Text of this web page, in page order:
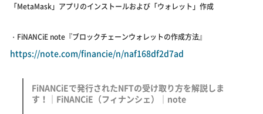
「MetaMask」アプリのインストールおよび「ウォレット」作成
・FiNANCiE note『ブロックチェーンウォレットの作成方法』
https://note.com/financie/n/naf168df2d7ad
FiNANCiEで発行されたNFTの受け取り方を解説しま
す！｜FiNANCiE（フィナンシェ）｜note